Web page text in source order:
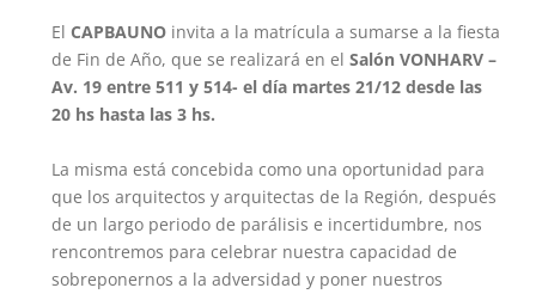
El CAPBAUNOinvita a la matrícula a sumarse a la fiesta
de Fin de Año, que se realizará en el Salón VONHARV –
Av. 19 entre 511 y 514- el día martes 21/12 desde las
20 hs hasta las 3 hs.
La misma está concebida como una oportunidad para
que los arquitectos y arquitectas de la Región, después
de un largo periodo de parálisis e incertidumbre, nos
rencontremos para celebrar nuestra capacidad de
sobreponernos a la adversidad y poner nuestros